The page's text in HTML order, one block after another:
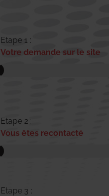
Etape 1 :
Votre demande sur le site
Etape 2 :
Vous êtes recontacté
Etape 3 :